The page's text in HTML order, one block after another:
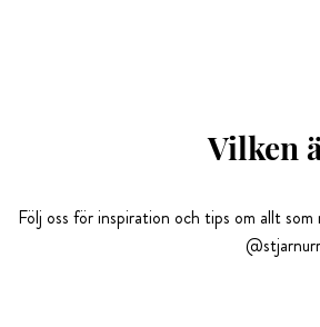
Vilken
Följ oss för inspiration och tips om allt